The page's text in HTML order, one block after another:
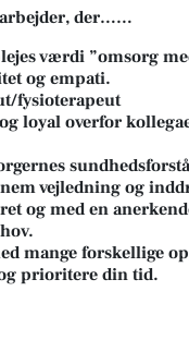
der……
værdi ”omsorg
og empati.
fysioterapeut
loyal overfor
vejledning og
og med en
mange forskellige
prioritere din tid.